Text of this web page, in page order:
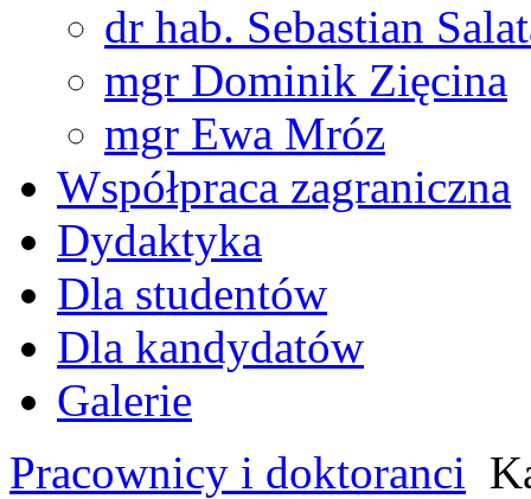
dr hab. Sebastian
mgr Dominik Zięcina
mgr Ewa Mróz
Współpraca zagraniczna
Dydaktyka
Dla studentów
Dla kandydatów
Galerie
Pracownicy i doktoranci